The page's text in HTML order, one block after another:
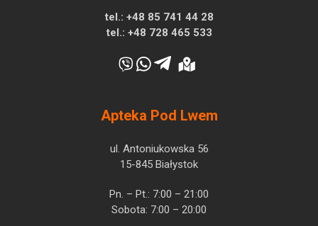
tel.: +48 85 741 44 28
tel.: +48 728 465 533
Apteka Pod Lwem
ul. Antoniukowska 56
15-845 Białystok
Pn. – Pt.: 7:00 – 21:00
Sobota: 7:00 – 20:00